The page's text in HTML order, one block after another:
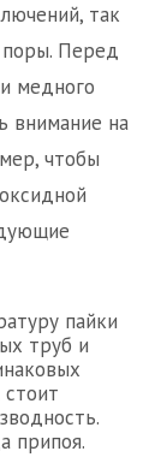
так
Перед
медного
внимание на
чтобы
пайки
труб и
припоя.